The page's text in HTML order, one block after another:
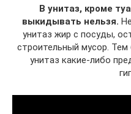
В унитаз, кроме
выкидывать нельзя.
унитаз жир с посуды,
строительный мусор.
унитаз какие-либо